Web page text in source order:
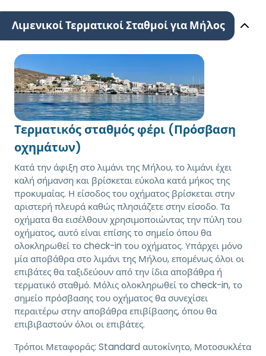
Λιμενικοί Τερματικοί Σταθμοί για Μήλος
Τερματικός σταθμός φέρι (Πρόσβαση
οχημάτων)
Κατά την άφιξη στο λιμάνι της Μήλου, το λιμάνι έχει
καλή σήμανση και βρίσκεται εύκολα κατά μήκος της
προκυμαίας. Η είσοδος του οχήματος βρίσκεται στην
αριστερή πλευρά καθώς πλησιάζετε στην είσοδο. Τα
οχήματα θα εισέλθουν χρησιμοποιώντας την πύλη του
οχήματος, αυτό είναι επίσης το σημείο όπου θα
ολοκληρωθεί το check-in του οχήματος. Υπάρχει μόνο
μία αποβάθρα στο λιμάνι της Μήλου, επομένως όλοι οι
επιβάτες θα ταξιδεύουν από την ίδια αποβάθρα ή
τερματικό σταθμό. Μόλις ολοκληρωθεί το check-in, το
σημείο πρόσβασης του οχήματος θα συνεχίσει
περαιτέρω στην αποβάθρα επιβίβασης, όπου θα
επιβιβαστούν όλοι οι επιβάτες.
Τρόποι Μεταφοράς: Standard αυτοκίνητο, Μοτοσυκλέτα